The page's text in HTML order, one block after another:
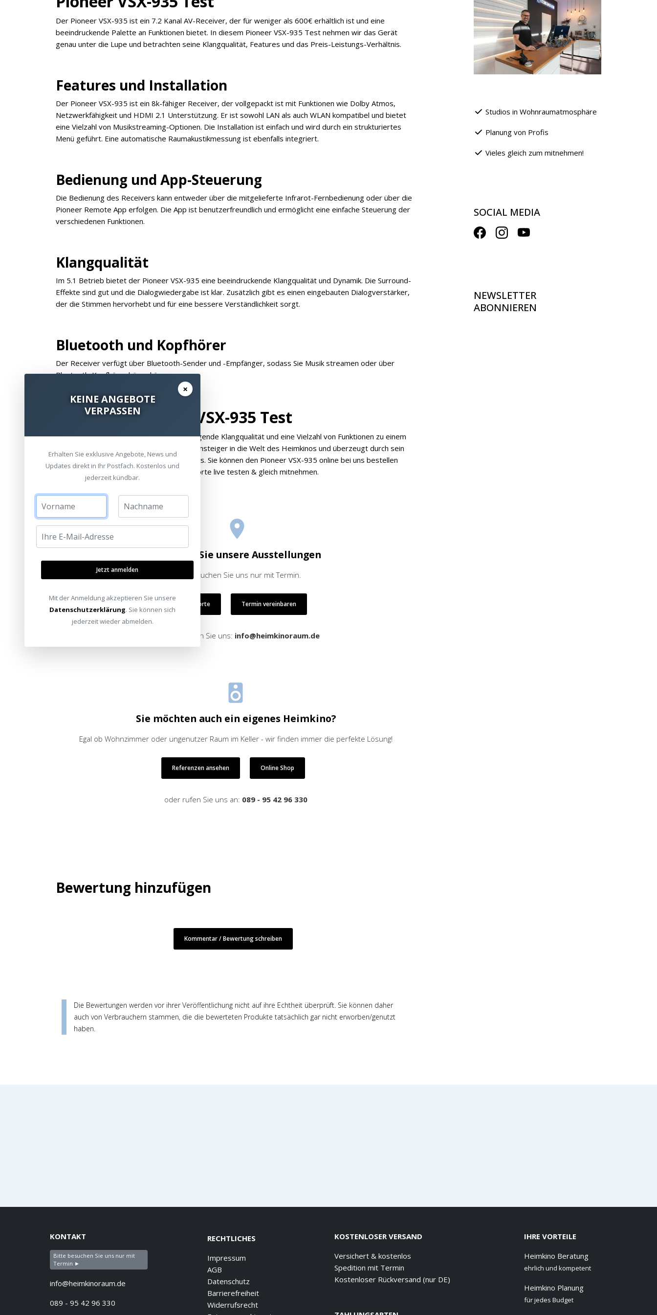
Der Pioneer VSX-935 ist ein 7.2 Kanal AV-Receiver, der für weniger als 600€ erhältlich ist und eine
beeindruckende Palette an Funktionen bietet. In diesem Pioneer VSX-935 Test nehmen wir das Gerät
genau unter die Lupe und betrachten seine Klangqualität, Features und das Preis-Leistungs-Verhältnis.
Features und Installation
Der Pioneer VSX-935 ist ein 8k-fähiger Receiver, der vollgepackt ist mit Funktionen wie Dolby Atmos,
Netzwerkfähigkeit und HDMI 2.1 Unterstützung. Er ist sowohl LAN als auch WLAN kompatibel und bietet
eine Vielzahl von Musikstreaming-Optionen. Die Installation ist einfach und wird durch ein strukturiertes
Menü geführt. Eine automatische Raumakustikmessung ist ebenfalls integriert.
Bedienung und App-Steuerung
Die Bedienung des Receivers kann entweder über die mitgelieferte Infrarot-Fernbedienung oder über die
Pioneer Remote App erfolgen. Die App ist benutzerfreundlich und ermöglicht eine einfache Steuerung der
verschiedenen Funktionen.
Klangqualität
Im 5.1 Betrieb bietet der Pioneer VSX-935 eine beeindruckende Klangqualität und Dynamik. Die Surround-
Effekte sind gut und die Dialogwiedergabe ist klar. Zusätzlich gibt es einen eingebauten Dialogverstärker,
der die Stimmen hervorhebt und für eine bessere Verständlichkeit sorgt.
Bluetooth und Kopfhörer
Der Receiver verfügt über Bluetooth-Sender und -Empfänger, sodass Sie Musik streamen oder über
Bluetooth-Kopfhörer hören können.
Fazit zum Pioneer VSX-935 Test
Der Pioneer VSX-935 bietet eine hervorragende Klangqualität und eine Vielzahl von Funktionen zu einem
erschwinglichen Preis. Er ist ideal für Neueinsteiger in die Welt des Heimkinos und überzeugt durch sein
ausgezeichnetes Preis-Leistungs-Verhältnis. Sie können den Pioneer VSX-935 online bei uns bestellen
oder in einem der HEIMKINORAUM Standorte live testen & gleich mitnehmen.
Besuchen Sie unsere Ausstellungen
Bitte besuchen Sie uns nur mit Termin.
Alle Standorte Termin vereinbaren
oder schreiben Sie uns: info@heimkinoraum.de
Sie möchten auch ein eigenes Heimkino?
Egal ob Wohnzimmer oder ungenutzer Raum im Keller - wir finden immer die perfekte Lösung!
Referenzen ansehen Online Shop
oder rufen Sie uns an: 089 - 95 42 96 330
Bewertung hinzufügen
Kommentar / Bewertung schreiben
Die Bewertungen werden vor ihrer Veröffentlichung nicht auf ihre Echtheit überprüft. Sie können daher
auch von Verbrauchern stammen, die die bewerteten Produkte tatsächlich gar nicht erworben/genutzt
haben.
Studios in Wohnraumatmosphäre
Planung von Profis
Vieles gleich zum mitnehmen!
SOCIAL MEDIA
NEWSLETTER
ABONNIEREN
KONTAKT
Bitte besuchen Sie uns nur mit
Termin ►
info@heimkinoraum.de
089 - 95 42 96 330
RECHTLICHES
Impressum
AGB
Datenschutz
Barrierefreiheit
Widerrufsrecht
KOSTENLOSER VERSAND
Versichert & kostenlos
Spedition mit Termin
Kostenloser Rückversand (nur DE)
IHRE VORTEILE
Heimkino Beratung
ehrlich und kompetent
Heimkino Planung
für jedes Budget
×
KEINE ANGEBOTE
VERPASSEN
Erhalten Sie exklusive Angebote, News und
Updates direkt in Ihr Postfach. Kostenlos und
jederzeit kündbar.
Jetzt anmelden
Mit der Anmeldung akzeptieren Sie unsere
Datenschutzerklärung. Sie können sich
jederzeit wieder abmelden.